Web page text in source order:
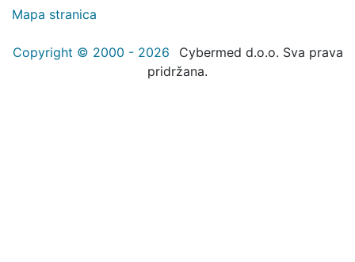
Mapa stranica
Copyright © 2000 - 2026
Cybermed d.o.o. Sva prava
pridržana.